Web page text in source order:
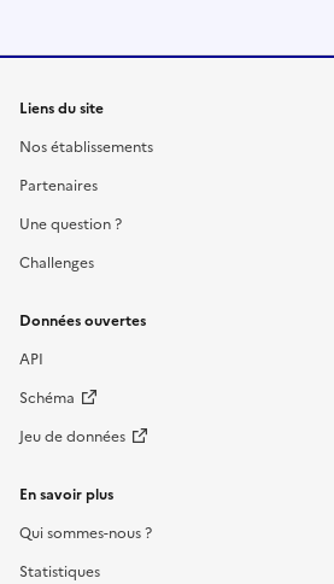
Liens du site
Nos établissements
Partenaires
Une question ?
Challenges
Données ouvertes
API
Schéma
Jeu de données
En savoir plus
Qui sommes-nous ?
Statistiques